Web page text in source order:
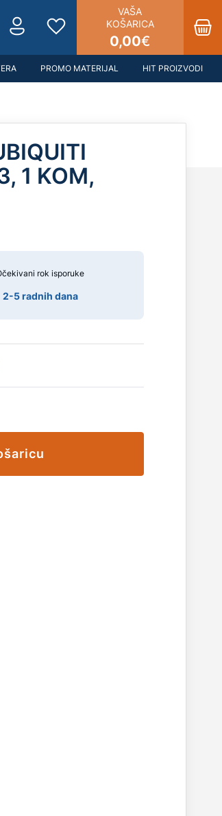
VAŠA
KOŠARICA
0,00€
PROMO MATERIJAL HIT PROIZVODI
1 KOM,
rok isporuke
2-5 radnih dana